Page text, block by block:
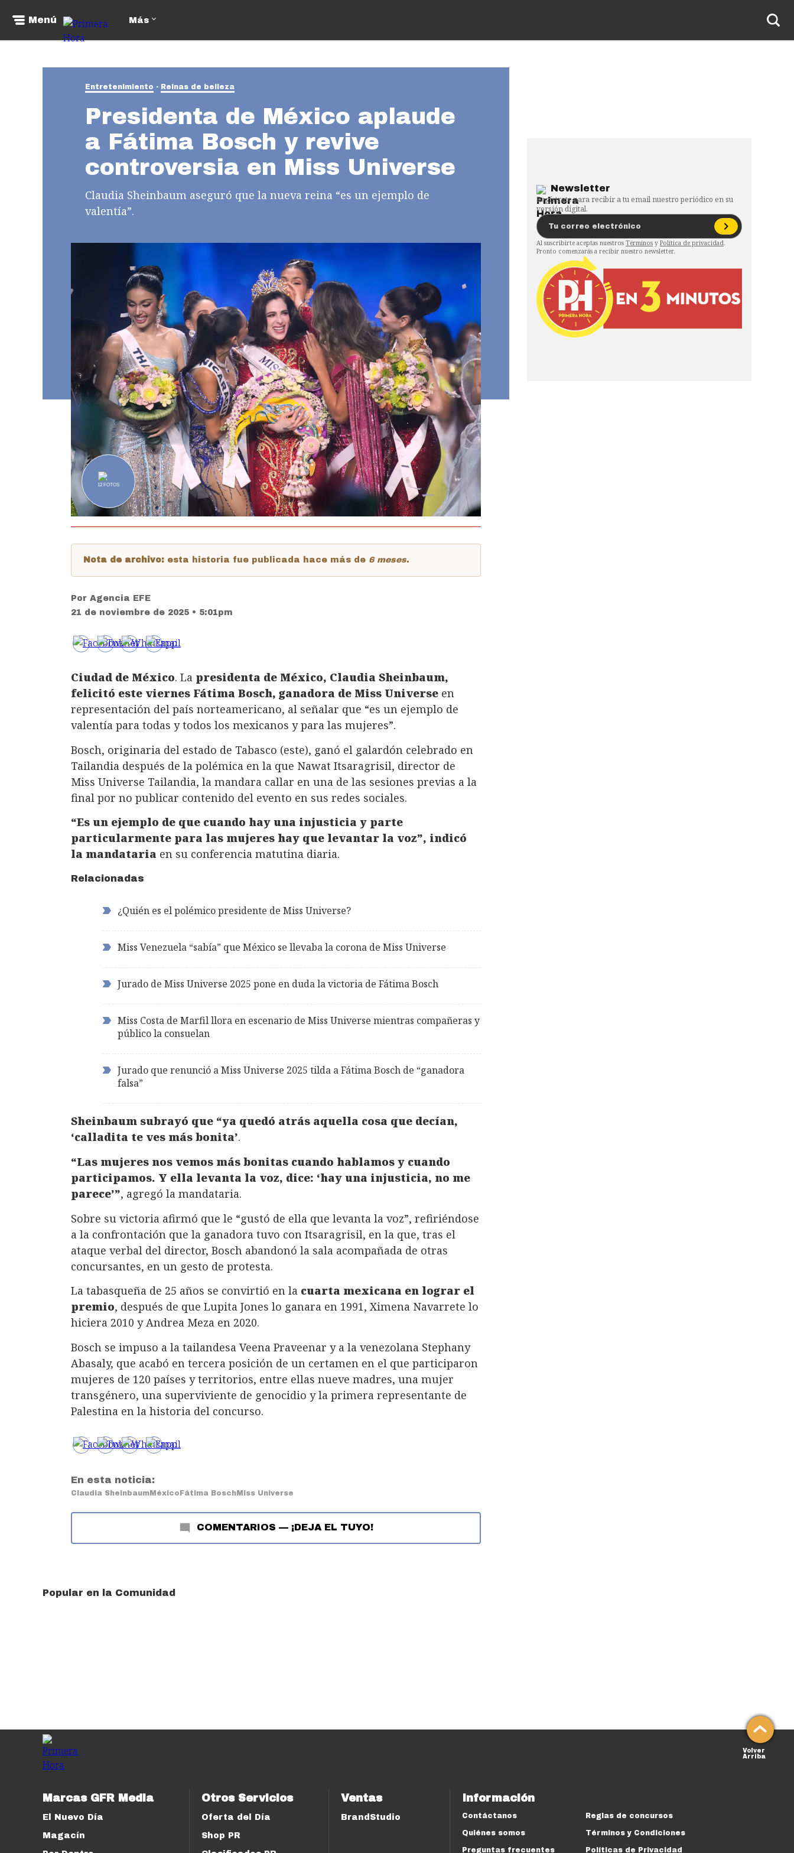
Menú Más
Entretenimiento Reinas de belleza
Presidenta de México aplaude
a Fátima Bosch y revive
controversia en Miss Universe
Claudia Sheinbaum aseguró que la nueva reina “es un ejemplo de
valentía”.
12 FOTOS
Nota de archivo: esta historia fue publicada hace más de 6 meses.
Por Agencia EFE
21 de noviembre de 2025 • 5:01pm
Ciudad de México. La presidenta de México, Claudia Sheinbaum,
felicitó este viernes Fátima Bosch, ganadora de Miss Universe en
representación del país norteamericano, al señalar que “es un ejemplo de
valentía para todas y todos los mexicanos y para las mujeres”.
Bosch, originaria del estado de Tabasco (este), ganó el galardón celebrado en
Tailandia después de la polémica en la que Nawat Itsaragrisil, director de
Miss Universe Tailandia, la mandara callar en una de las sesiones previas a la
final por no publicar contenido del evento en sus redes sociales.
“Es un ejemplo de que cuando hay una injusticia y parte
particularmente para las mujeres hay que levantar la voz”, indicó
la mandataria en su conferencia matutina diaria.
Relacionadas
¿Quién es el polémico presidente de Miss Universe?
Miss Venezuela “sabía” que México se llevaba la corona de Miss Universe
Jurado de Miss Universe 2025 pone en duda la victoria de Fátima Bosch
Miss Costa de Marfil llora en escenario de Miss Universe mientras compañeras y
público la consuelan
Jurado que renunció a Miss Universe 2025 tilda a Fátima Bosch de “ganadora
falsa”
Sheinbaum subrayó que “ya quedó atrás aquella cosa que decían,
‘calladita te ves más bonita’.
“Las mujeres nos vemos más bonitas cuando hablamos y cuando
participamos. Y ella levanta la voz, dice: ‘hay una injusticia, no me
parece’”, agregó la mandataria.
Sobre su victoria afirmó que le “gustó de ella que levanta la voz”, refiriéndose
a la confrontación que la ganadora tuvo con Itsaragrisil, en la que, tras el
ataque verbal del director, Bosch abandonó la sala acompañada de otras
concursantes, en un gesto de protesta.
La tabasqueña de 25 años se convirtió en la cuarta mexicana en lograr el
premio, después de que Lupita Jones lo ganara en 1991, Ximena Navarrete lo
hiciera 2010 y Andrea Meza en 2020.
Bosch se impuso a la tailandesa Veena Praveenar y a la venezolana Stephany
Abasaly, que acabó en tercera posición de un certamen en el que participaron
mujeres de 120 países y territorios, entre ellas nueve madres, una mujer
transgénero, una superviviente de genocidio y la primera representante de
Palestina en la historia del concurso.
En esta noticia:
Claudia Sheinbaum México Fátima Bosch Miss Universe
COMENTARIOS — ¡DEJA EL TUYO!
Popular en la Comunidad
Newsletter
Regístrate para recibir a tu email nuestro periódico en su
versión digital.
Al suscribirte aceptas nuestros Términos y Política de privacidad.
Pronto comenzarás a recibir nuestro newsletter.
Volver
Arriba
Marcas GFR Media
El Nuevo Día
Magacín
Otros Servicios
Oferta del Día
Shop PR
Ventas
BrandStudio
Información
Contáctanos
Quiénes somos
Preguntas frecuentes
Reglas de concursos
Términos y Condiciones
Políticas de Privacidad